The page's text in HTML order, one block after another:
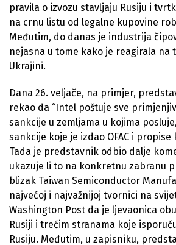
pravila o izvozu stavljaju Rusiju i
na crnu listu od legalne kupovine
Međutim, do danas je industrija
nejasna u tome kako je reagirala na
Ukrajini.
Dana 26. veljače, na primjer,
rekao da “Intel poštuje sve
sankcije u zemljama u kojima
sankcije koje je izdao OFAC i propise
Tada je predstavnik odbio dalje
ukazuje li to na konkretnu zabranu
blizak Taiwan Semiconductor
najvećoj i najvažnijoj tvornici na
Washington Post da je ljevaonica
Rusiji i trećim stranama koje
Rusiju. Međutim, u zapisniku,